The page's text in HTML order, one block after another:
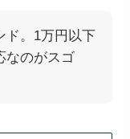
ド。1万円以下
なのがスゴ